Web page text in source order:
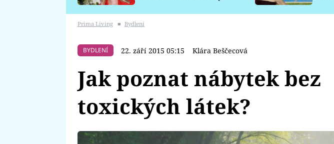
Prima Living ■ Bydlení
BYDLENÍ 22. září 2015 05:15 Klára Beščecová
Jak poznat nábytek bez
toxických látek?